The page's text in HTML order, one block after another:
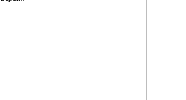
House
1